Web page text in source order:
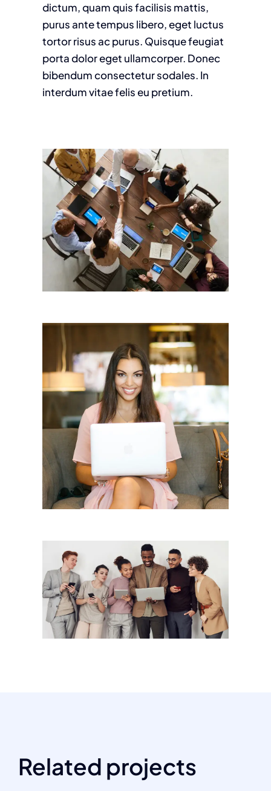
dictum, quam quis facilisis mattis,
purus ante tempus libero, eget luctus
tortor risus ac purus. Quisque feugiat
porta dolor eget ullamcorper. Donec
bibendum consectetur sodales. In
interdum vitae felis eu pretium.
Related projects